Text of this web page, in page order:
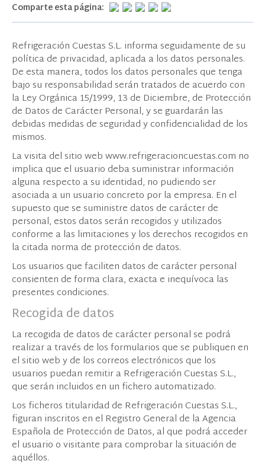
Comparte esta página:
Refrigeración Cuestas S.L. informa seguidamente de su
política de privacidad, aplicada a los datos personales.
De esta manera, todos los datos personales que tenga
bajo su responsabilidad serán tratados de acuerdo con
la Ley Orgánica 15/1999, 13 de Diciembre, de Protección
de Datos de Carácter Personal, y se guardarán las
debidas medidas de seguridad y confidencialidad de los
mismos.
La visita del sitio web www.refrigeracioncuestas.com no
implica que el usuario deba suministrar información
alguna respecto a su identidad, no pudiendo ser
asociada a un usuario concreto por la empresa. En el
supuesto que se suministre datos de carácter de
personal, estos datos serán recogidos y utilizados
conforme a las limitaciones y los derechos recogidos en
la citada norma de protección de datos.
Los usuarios que faciliten datos de carácter personal
consienten de forma clara, exacta e inequívoca las
presentes condiciones.
Recogida de datos
La recogida de datos de carácter personal se podrá
realizar a través de los formularios que se publiquen en
el sitio web y de los correos electrónicos que los
usuarios puedan remitir a Refrigeración Cuestas S.L.,
que serán incluidos en un fichero automatizado.
Los ficheros titularidad de Refrigeración Cuestas S.L.,
figuran inscritos en el Registro General de la Agencia
Española de Protección de Datos, al que podrá acceder
el usuario o visitante para comprobar la situación de
aquéllos.